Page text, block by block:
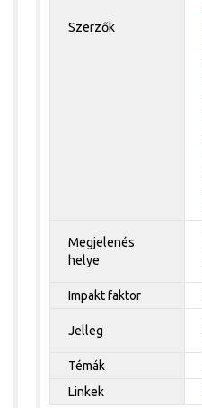
Szerzők
Megjelenés
helye
Impakt faktor
Jelleg
Témák
Linkek